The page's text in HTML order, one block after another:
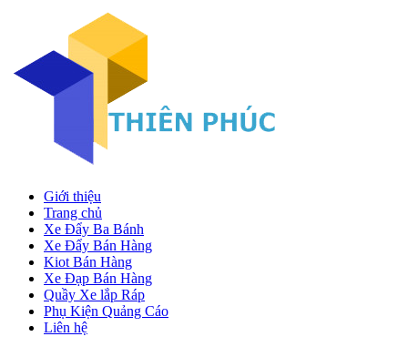
Giới thiệu
Trang chủ
Xe Đẩy Ba Bánh
Xe Đẩy Bán Hàng
Kiot Bán Hàng
Xe Đạp Bán Hàng
Quầy Xe lắp Ráp
Phụ Kiện Quảng Cáo
Liên hệ